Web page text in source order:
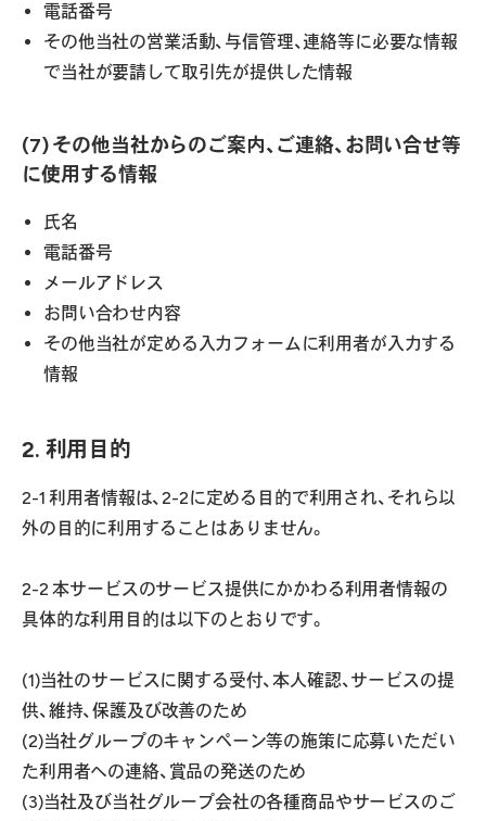
電話番号
その他当社の営業活動、与信管理、連絡等に必要な情報
で当社が要請して取引先が提供した情報
(7) その他当社からのご案内、ご連絡、お問い合せ等
に使用する情報
氏名
電話番号
メールアドレス
お問い合わせ内容
その他当社が定める入力フォームに利用者が入力する
情報
2. 利用目的
2-1 利用者情報は、2-2に定める目的で利用され、それら以
外の目的に利用することはありません。
2-2 本サービスのサービス提供にかかわる利用者情報の
具体的な利用目的は以下のとおりです。
(1)当社のサービスに関する受付、本人確認、サービスの提
供、維持、保護及び改善のため
(2)当社グループのキャンペーン等の施策に応募いただい
た利用者への連絡、賞品の発送のため
(3)当社及び当社グループ会社の各種商品やサービスのご